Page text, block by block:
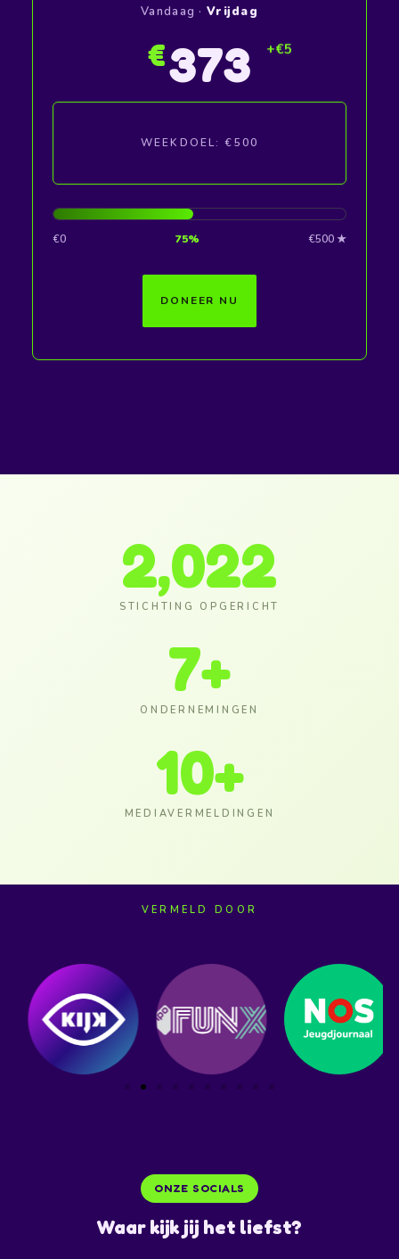
Vandaag ·Vrijdag
€375
WEEKDOEL: €500
€0 75% €500 ★
DONEER NU
STICHTING OPGERICHT
2,022
ONDERNEMINGEN
7+
MEDIAVERMELDINGEN
10+
VERMELD DOOR
ONZE SOCIALS
Waar kijk jij het liefst?